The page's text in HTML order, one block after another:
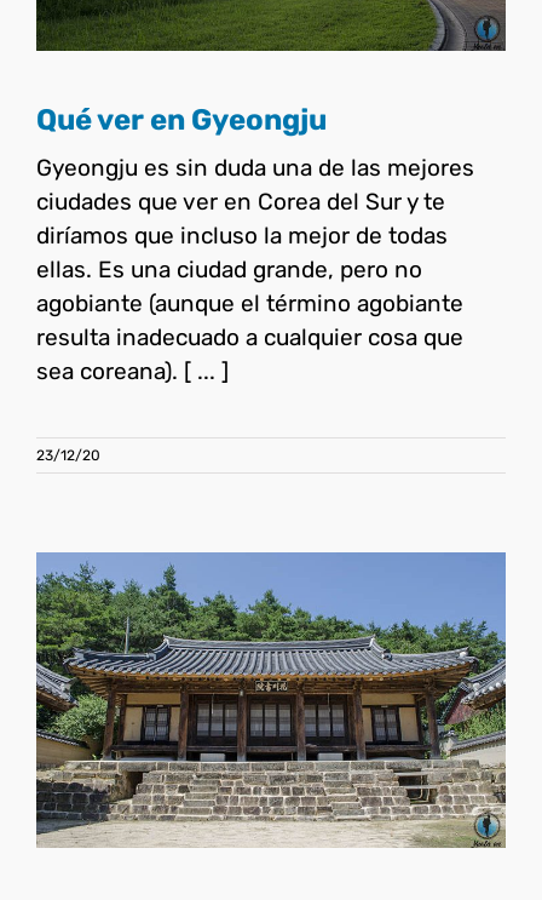
Qué ver en Gyeongju
Gyeongju es sin duda una de las mejores
ciudades que ver en Corea del Sur y te
diríamos que incluso la mejor de todas
ellas. Es una ciudad grande, pero no
agobiante (aunque el término agobiante
resulta inadecuado a cualquier cosa que
sea coreana). [ ... ]
23/12/20
Aldea Hahoe de Andong
Corea del Sur